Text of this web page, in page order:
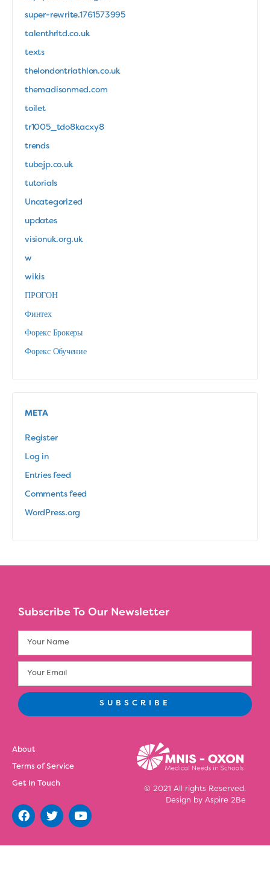
super-rewrite.1761573995
talenthrltd.co.uk
texts
thelondontriathlon.co.uk
themadisonmed.com
toilet
tr1005_tdo8kacxy8
trends
tubejp.co.uk
tutorials
Uncategorized
updates
visionuk.org.uk
w
wikis
ПРОГОН
Финтех
Форекс Брокеры
Форекс Обучение
META
Register
Log in
Entries feed
Comments feed
WordPress.org
© 2021 All rights Reserved.
Design by Aspire 2Be
About
Terms of Service
Get In Touch
Subscribe To Our Newsletter
SUBSCRIBE